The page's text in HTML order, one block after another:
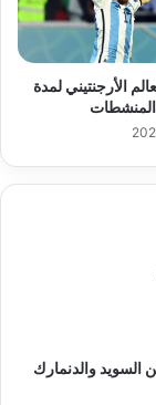
الأرجنتيني لمدة
والدنمارك